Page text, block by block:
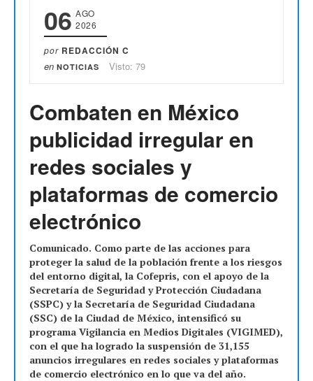
06 AGO
2026
por REDACCIÓN C
en NOTICIAS Visto: 79
Combaten en México
publicidad irregular en
redes sociales y
plataformas de comercio
electrónico
Comunicado. Como parte de las acciones para
proteger la salud de la población frente a los riesgos
del entorno digital, la Cofepris, con el apoyo de la
Secretaría de Seguridad y Protección Ciudadana
(SSPC) y la Secretaría de Seguridad Ciudadana
(SSC) de la Ciudad de México, intensificó su
programa Vigilancia en Medios Digitales (VIGIMED),
con el que ha logrado la suspensión de 31,155
anuncios irregulares en redes sociales y plataformas
de comercio electrónico en lo que va del año.